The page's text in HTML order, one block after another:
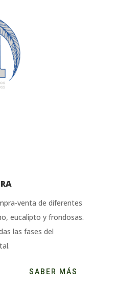
venta de diferentes
eucalipto y frondosas.
las fases del
SABER MÁS